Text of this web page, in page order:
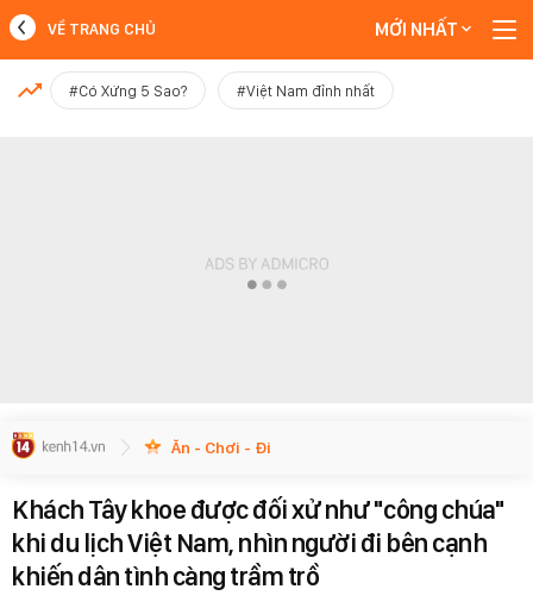
MỚI NHẤT
VỀ TRANG CHỦ MỚI NHẤT
#Có Xứng 5 Sao? #Việt Nam đỉnh nhất
Ăn - Chơi - Đi
Khách Tây khoe được đối xử như "công chúa"
khi du lịch Việt Nam, nhìn người đi bên cạnh
khiến dân tình càng trầm trồ